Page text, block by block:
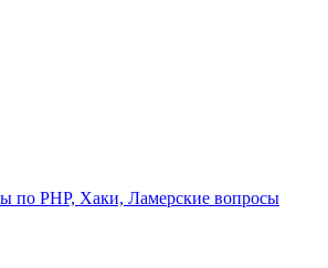
по PHP, Хаки, Ламерские вопросы